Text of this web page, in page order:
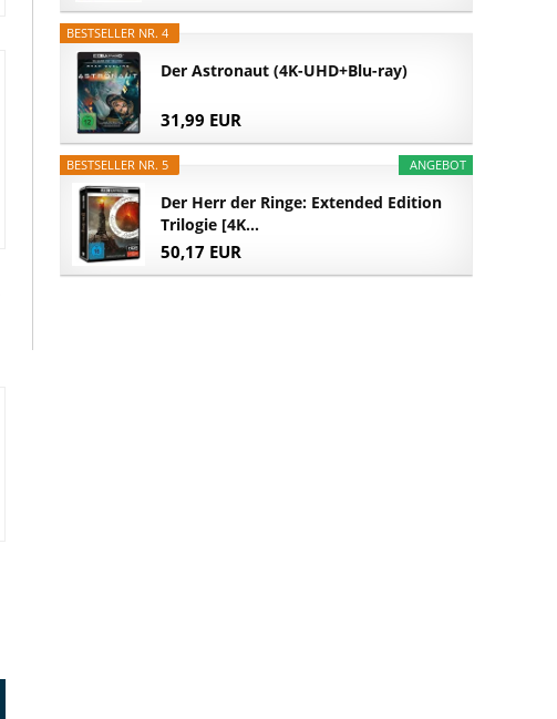
BESTSELLER NR. 4
Der Astronaut (4K-UHD+Blu-ray)
31,99 EUR
ANGEBOT
BESTSELLER NR. 5
Der Herr der Ringe: Extended Edition
Trilogie [4K...
50,17 EUR